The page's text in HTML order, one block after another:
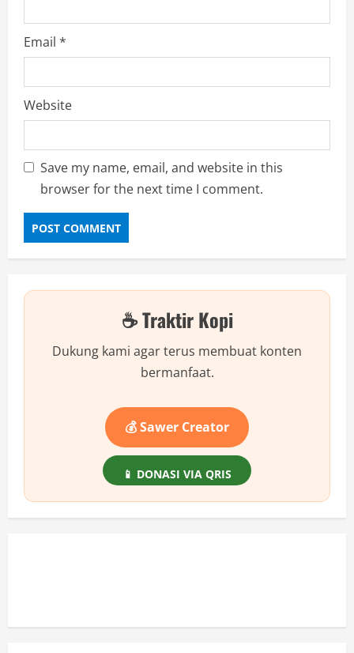
Email *
Website
Save my name, email, and website in this
browser for the next time I comment.
☕ Traktir Kopi
Dukung kami agar terus membuat konten
bermanfaat.
💰 Sawer Creator
📱 DONASI VIA QRIS